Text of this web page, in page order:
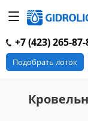
+7 (423) 265-
Подобрать лоток